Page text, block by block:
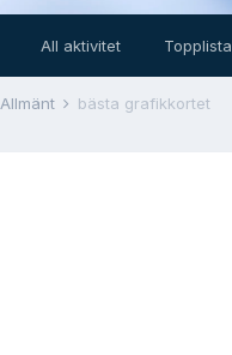
All aktivitet Topplista
Allmänt bästa grafikkortet